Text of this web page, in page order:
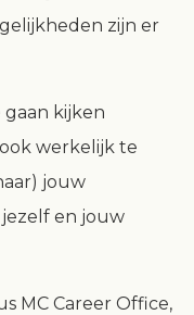
zijn er
gaan kijken
werkelijk te
jouw
en jouw
MC Career Office,